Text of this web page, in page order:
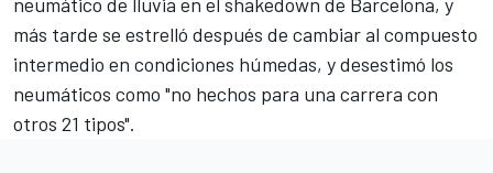
más tarde se estrelló después de cambiar al compuesto
intermedio en condiciones húmedas, y desestimó los
neumáticos como "no hechos para una carrera con
otros 21 tipos".